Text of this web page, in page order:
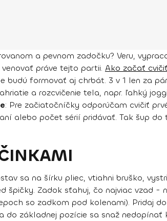
a pevnom zadočku? Veru,
práve tejto partii. Ako začať
budú formovať aj chrbát. 3 v 1 len za
a rozcvičenie tela, napr. ľahký
: Pre začiatočníčky odporúčam cvičiť
alebo počet sérií pridávať. Tak šup do
sa na šírku pliec, vtiahni bruško,
špičky. Zadok sťahuj, čo najviac vzad
so zadkom pod kolenami). Pridaj
do základnej pozície sa snaž